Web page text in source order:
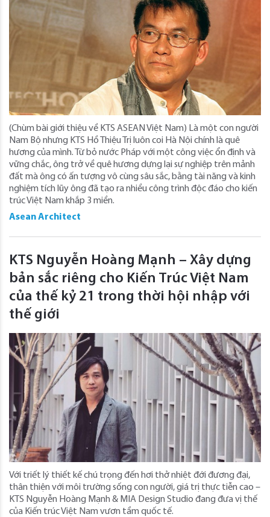
(Chùm bài giới thiệu về KTS ASEAN Việt Nam) Là một con người
Nam Bộ nhưng KTS Hồ Thiệu Trị luôn coi Hà Nội chính là quê
hương của mình. Từ bỏ nước Pháp với một công việc ổn định và
vững chắc, ông trở về quê hương dựng lại sự nghiệp trên mảnh
đất mà ông có ấn tượng vô cùng sâu sắc, bằng tài năng và kinh
nghiệm tích lũy ông đã tạo ra nhiều công trình độc đáo cho kiến
trúc Việt Nam khắp 3 miền.
Asean Architect
KTS Nguyễn Hoàng Mạnh – Xây dựng
bản sắc riêng cho Kiến Trúc Việt Nam
của thế kỷ 21 trong thời hội nhập với
thế giới
Với triết lý thiết kế chú trọng đến hơi thở nhiệt đới đương đại,
thân thiện với môi trường sống con người, giá trị thực tiễn cao –
KTS Nguyễn Hoàng Mạnh & MIA Design Studio đang đưa vị thế
của Kiến trúc Việt Nam vươn tầm quốc tế.